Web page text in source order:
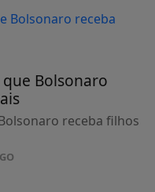
Bolsonaro
receba filhos